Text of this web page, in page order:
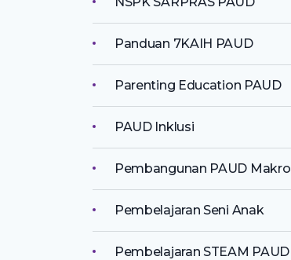
Panduan 7KAIH PAUD
Parenting Education PAUD
PAUD Inklusi
Pembangunan PAUD Makro
Pembelajaran Seni Anak
Pembelajaran STEAM PAUD